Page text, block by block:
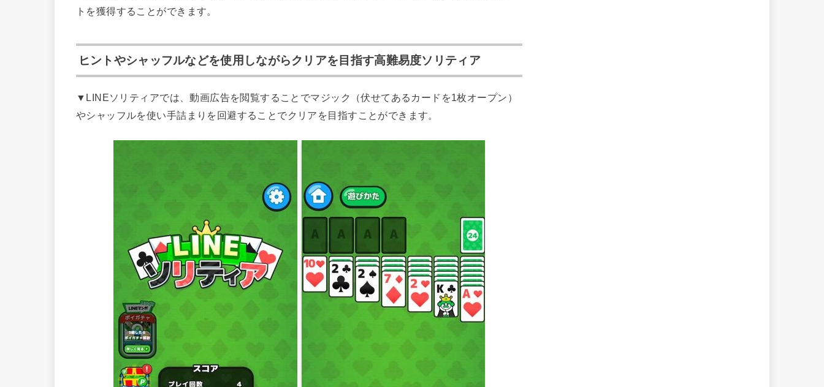
トを獲得することができます。
ヒントやシャッフルなどを使用しながらクリアを目指す高難易度ソリティア
▼LINEソリティアでは、動画広告を閲覧することでマジック（伏せてあるカードを1枚オープン）
やシャッフルを使い手詰まりを回避することでクリアを目指すことができます。